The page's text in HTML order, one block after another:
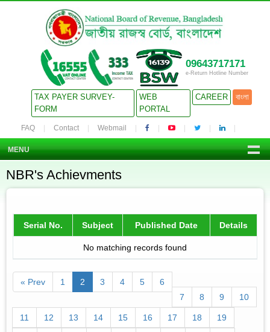
09643717171
e-Return Hotline Number
TAX PAYER SURVEY-
FORM
WEB
PORTAL
CAREER বাংলা
FAQ Contact Webmail
MENU
NBR's Achievments
Serial No. Subject Published Date Details
No matching records found
« Prev 1 2 3 4 5
6
7
8 9 10
11 12 13 14 15 16 17 18 19